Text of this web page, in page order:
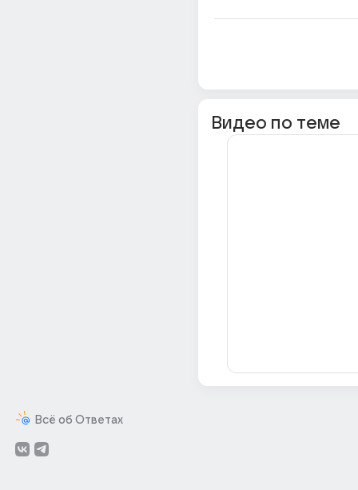
Всё об Ответах
Видео по теме